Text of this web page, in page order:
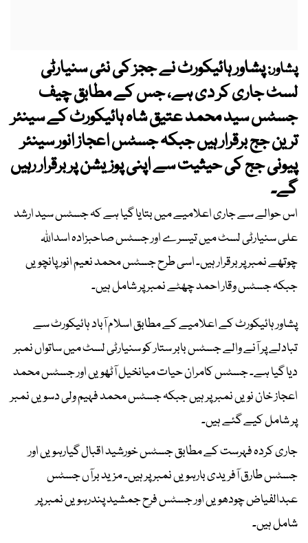
پشاور:پشاور ہائیکورٹ نے ججز کی نئی سنیارٹی
لسٹ جاری کر دی ہے، جس کے مطابق چیف
جسٹس سید محمد عتیق شاہ ہائیکورٹ کے سینئر
ترین جج برقرار ہیں جبکہ جسٹس اعجاز انور سینئر
پیونی جج کی حیثیت سے اپنی پوزیشن پر برقرار رہیں
گے۔
اس حوالے سے جاری اعلامیے میں بتایا گیا ہے کہ جسٹس سید ارشد
علی سنیارٹی لسٹ میں تیسرے اور جسٹس صاحبزادہ اسداللہ
چوتھے نمبر پر برقرار ہیں۔ اسی طرح جسٹس محمد نعیم انور پانچویں
جبکہ جسٹس وقار احمد چھٹے نمبر پر شامل ہیں۔
پشاور ہائیکورٹ کے اعلامیے کے مطابق اسلام آباد ہائیکورٹ سے
تبادلے پر آنے والے جسٹس بابر ستار کو سنیارٹی لسٹ میں ساتواں نمبر
دیا گیا ہے۔ جسٹس کامران حیات میانخیل آٹھویں اور جسٹس محمد
اعجاز خان نویں نمبر پر ہیں جبکہ جسٹس محمد فہیم ولی دسویں نمبر
پر شامل کیے گئے ہیں۔
جاری کردہ فہرست کے مطابق جسٹس خورشید اقبال گیارہویں اور
جسٹس طارق آفریدی بارہویں نمبر پر ہیں۔ مزید برآں جسٹس
عبدالفیاض چودھویں اور جسٹس فرح جمشید پندرہویں نمبر پر
شامل ہیں۔